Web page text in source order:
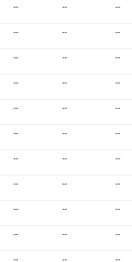
-- -- --
-- -- --
-- -- --
-- -- --
-- -- --
-- -- --
-- -- --
-- -- --
-- -- --
-- -- --
-- -- --